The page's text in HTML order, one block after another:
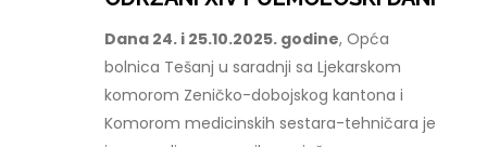
Dana 24. i 25.10.2025. godine, Opća
bolnica Tešanj u saradnji sa Ljekarskom
komorom Zeničko-dobojskog kantona i
Komorom medicinskih sestara-tehničara je